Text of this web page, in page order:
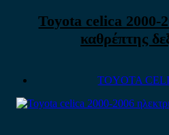
Toyota celica 2000-
καθρέπτης
TOYOTA